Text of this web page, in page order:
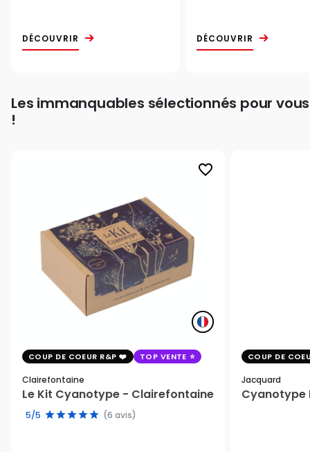
DÉCOUVRIR DÉCOUVRIR
Les immanquables sélectionnés pour vous
!
favorite_border
COUP DE COEUR R&P TOP VENTE
Clairefontaine
Le Kit Cyanotype - Clairefontaine
5/5 (6 avis)
COUP DE
Jacquard
Cyanotype